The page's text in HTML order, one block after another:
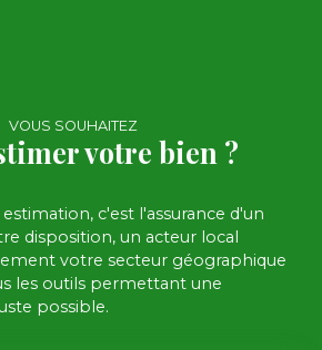
VOUS SOUHAITEZ
votre bien ?
c'est l'assurance d'un
disposition, un acteur local
votre secteur géographique
les outils permettant une
possible.